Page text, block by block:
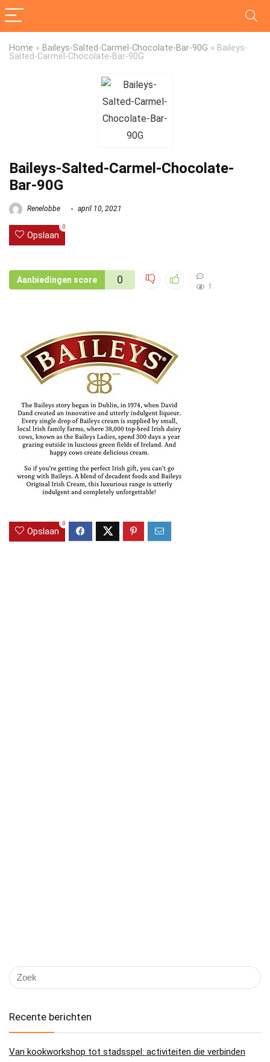
Home » Baileys-Salted-Carmel-Chocolate-Bar-90G » Baileys-
Salted-Carmel-Chocolate-Bar-90G
Baileys-Salted-Carmel-Chocolate-
Bar-90G
Renelobbe april 10, 2021
Opslaan
0
Aanbiedingen score 0
1
Opslaan
0
Recente berichten
Van kookworkshop tot stadsspel: activiteiten die verbinden